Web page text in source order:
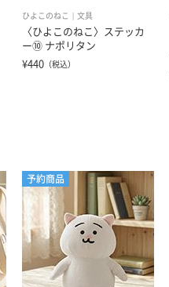
ひよこのねこ 文具
〈ひよこのねこ〉ステッカ
ー⑩ ナポリタン
¥440 （税込）
予約商品